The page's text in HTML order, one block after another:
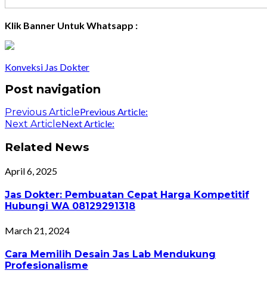
Klik Banner Untuk Whatsapp :
Konveksi Jas Dokter
Post navigation
Previous ArticlePrevious Article:
Next ArticleNext Article:
Related News
April 6, 2025
Jas Dokter: Pembuatan Cepat Harga Kompetitif
Hubungi WA 08129291318
March 21, 2024
Cara Memilih Desain Jas Lab Mendukung
Profesionalisme